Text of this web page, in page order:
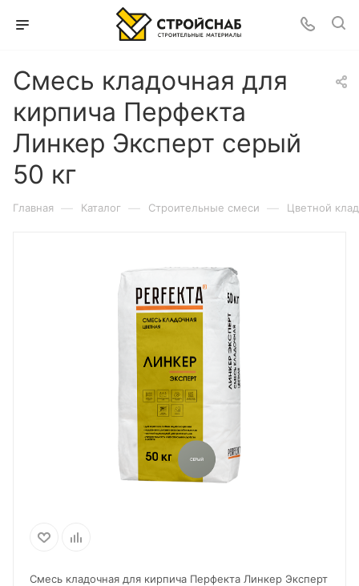
Смесь кладочная для
кирпича Перфекта
Линкер Эксперт серый
50 кг
Главная — Каталог — Строительные смеси — Цветной
Смесь кладочная для кирпича Перфекта Линкер Эксперт